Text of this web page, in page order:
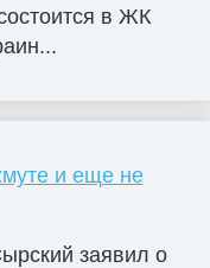
в ЖК
и еще не
заявил о